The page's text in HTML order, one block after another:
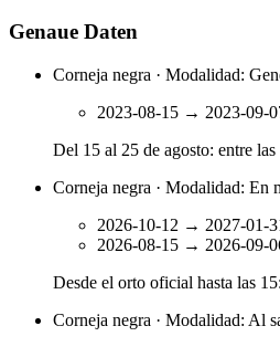
Genaue Daten
Corneja negra · Modalidad:
2023-08-15 → 2023-09-
Del 15 al 25 de agosto: entre
Corneja negra · Modalidad: En
2026-10-12 → 2027-01-
2026-08-15 → 2026-09-
Desde el orto oficial hasta las
Corneja negra · Modalidad: Al